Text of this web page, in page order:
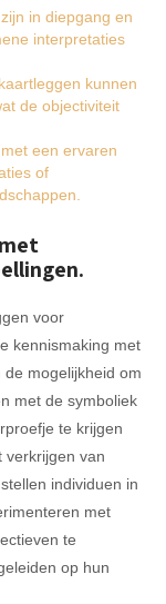
in diepgang en
interpretaties
kunnen
de objectiviteit
een ervaren
of
voor
kennismaking met
mogelijkheid om
met de symboliek
te krijgen
verkrijgen van
individuen in
met
te
op hun